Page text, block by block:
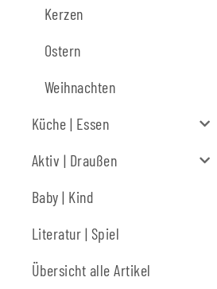
Kerzen
Ostern
Weihnachten
Küche | Essen
Aktiv | Draußen
Baby | Kind
Literatur | Spiel
Übersicht alle Artikel